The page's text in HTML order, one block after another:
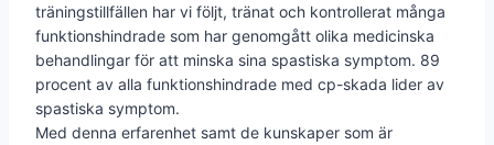
träningstillfällen har vi följt, tränat och kontrollerat många
funktionshindrade som har genomgått olika medicinska
behandlingar för att minska sina spastiska symptom. 89
procent av alla funktionshindrade med cp-skada lider av
spastiska symptom.
Med denna erfarenhet samt de kunskaper som är